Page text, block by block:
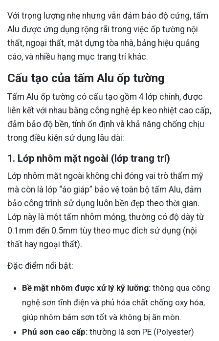
Với trọng lượng nhẹ nhưng vẫn đảm bảo độ cứng, tấm
Alu được ứng dụng rộng rãi trong việc ốp tường nội
thất, ngoại thất, mặt dựng tòa nhà, bảng hiệu quảng
cáo, và nhiều hạng mục trang trí khác.
Cấu tạo của tấm Alu ốp tường
Tấm Alu ốp tường có cấu tạo gồm 4 lớp chính, được
liên kết với nhau bằng công nghệ ép keo nhiệt cao cấp,
đảm bảo độ bền, tính ổn định và khả năng chống chịu
trong điều kiện sử dụng lâu dài:
1. Lớp nhôm mặt ngoài (lớp trang trí)
Lớp nhôm mặt ngoài không chỉ đóng vai trò thẩm mỹ
mà còn là lớp “áo giáp” bảo vệ toàn bộ tấm Alu, đảm
bảo công trình sử dụng luôn bền đẹp theo thời gian.
Lớp này là một tấm nhôm mỏng, thường có độ dày từ
0.1mm đến 0.5mm tùy theo mục đích sử dụng (nội
thất hay ngoại thất).
Đặc điểm nổi bật:
Bề mặt nhôm được xử lý kỹ lưỡng: thông qua công
nghệ sơn tĩnh điện và phủ hóa chất chống oxy hóa,
giúp nhôm bám sơn tốt và không bị ăn mòn.
Phủ sơn cao cấp: thường là sơn PE (Polyester)